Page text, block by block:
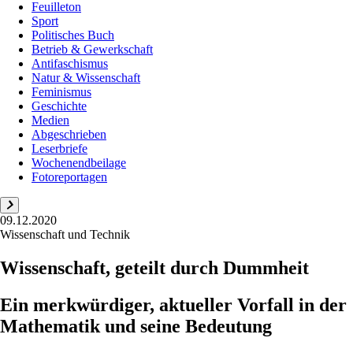
Feuilleton
Sport
Politisches Buch
Betrieb & Gewerkschaft
Antifaschismus
Natur & Wissenschaft
Feminismus
Geschichte
Medien
Abgeschrieben
Leserbriefe
Wochenendbeilage
Fotoreportagen
09.12.2020
Wissenschaft und Technik
Wissenschaft, geteilt durch Dummheit
Ein merkwürdiger, aktueller Vorfall in der
Mathematik und seine Bedeutung